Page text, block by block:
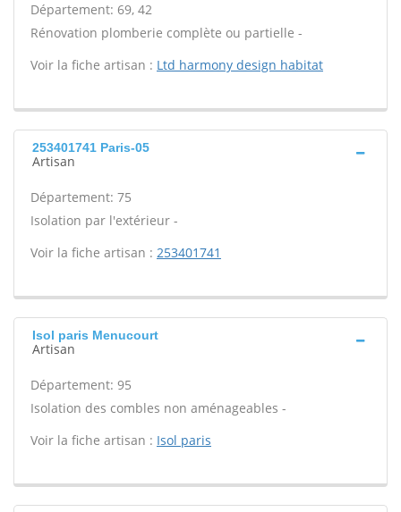
Département: 69, 42
Rénovation plomberie complète ou partielle -
Voir la fiche artisan : Ltd harmony design habitat
253401741 Paris-05
Artisan
Département: 75
Isolation par l'extérieur -
Voir la fiche artisan : 253401741
Isol paris Menucourt
Artisan
Département: 95
Isolation des combles non aménageables -
Voir la fiche artisan : Isol paris